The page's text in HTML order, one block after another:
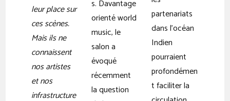
leur place sur
ces scènes.
Mais ils ne
connaissent
nos artistes
et nos
infrastructure
s. Davantage
orienté world
music, le
salon a
évoqué
récemment
la question
partenariats
dans l’océan
Indien
pourraient
profondémen
t faciliter la